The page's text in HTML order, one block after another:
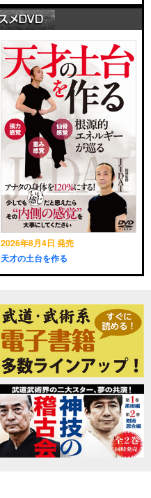
2026年8月4日 発売
天才の土台を作る